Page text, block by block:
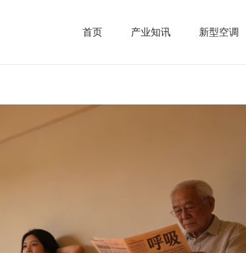
首页 产业知讯 新型空调